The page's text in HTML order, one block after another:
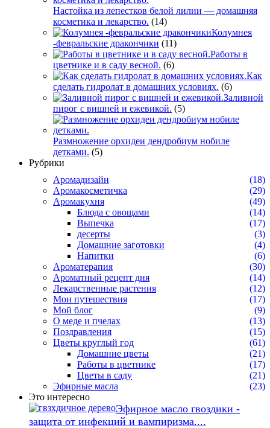
Настойка из лепестков белой лилии — домашняя
косметика и лекарство. (14)
Колумнея
-февральские дракончики (11)
Работы в
цветнике и в саду весной. (6)
Как
сделать гидролат в домашних условиях. (6)
Заливной
пирог с вишней и ежевикой. (5)
Размножение орхидеи дендробиум нобиле
детками. (5)
Рубрики
Аромадизайн
(18)
Аромакосметичка
(29)
Аромакухня
(49)
Блюда с овощами
(14)
Выпечка
(17)
десерты
(3)
Домашние заготовки
(4)
Напитки
(6)
Ароматерапия
(30)
Ароматный рецепт дня
(14)
Лекарственные растения
(12)
Мои путешествия
(17)
Мой блог
(9)
О меде и пчелах
(13)
Поздравления
(15)
Цветы круглый год
(61)
Домашние цветы
(21)
Работы в цветнике
(17)
Цветы в саду
(21)
Эфирные масла
(23)
Это интересно
Эфирное масло гвоздики -
защита от инфекций и вампиризма....